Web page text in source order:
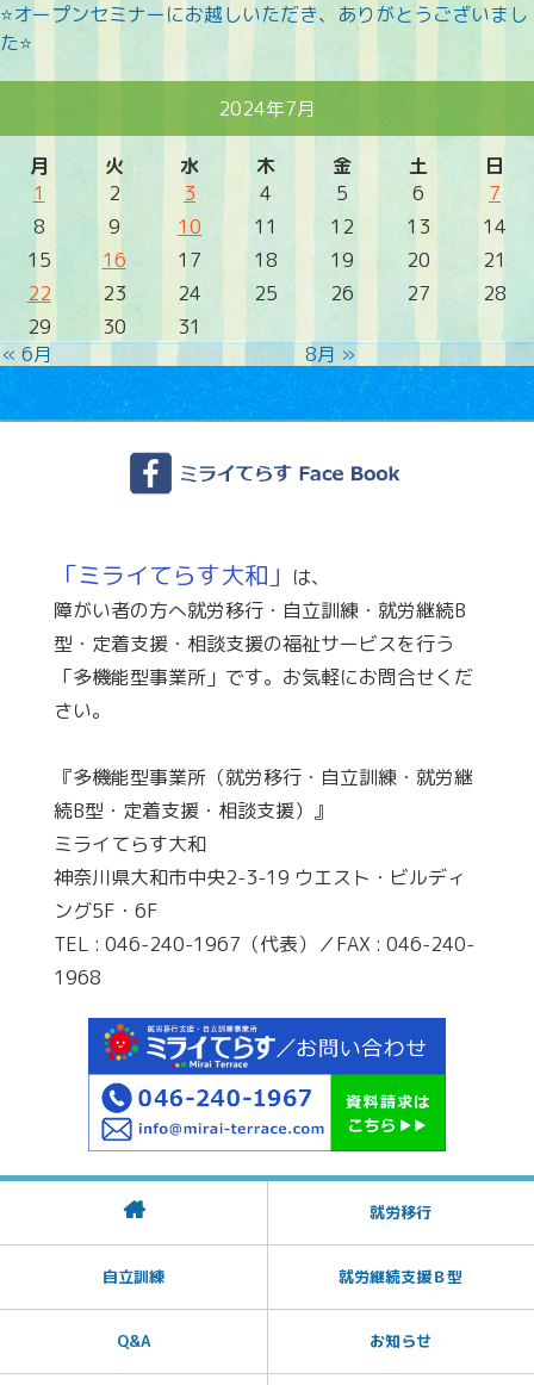
⭐オープンセミナーにお越しいただき、ありがとうございまし
た⭐
2024年7月
月 火 水 木 金 土 日
« 6月 8月 »
1 2 3 4 5 6
7
8
9 10 11 12 13
14
15
16 17 18 19 20
21
22
23 24 25 26 27
28
29
30 31
「ミライてらす大和」 は、
障がい者の方へ就労移行・自立訓練・就労継続B
型・定着支援・相談支援の福祉サービスを行う
「多機能型事業所」です。お気軽にお問合せくだ
さい。
『多機能型事業所（就労移行・自立訓練・就労継
続B型・定着支援・相談支援）』
ミライてらす大和
神奈川県大和市中央2-3-19 ウエスト・ビルディ
ング5F・6F
TEL : 046-240-1967（代表）／FAX : 046-240-
1968
就労移行
自立訓練 就労継続支援Ｂ型
Q&A お知らせ